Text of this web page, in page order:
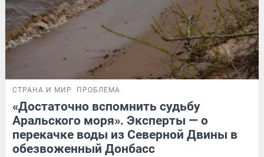
СТРАНА И МИР ПРОБЛЕМА
«Достаточно вспомнить судьбу
Аральского моря». Эксперты — о
перекачке воды из Северной Двины в
обезвоженный Донбасс